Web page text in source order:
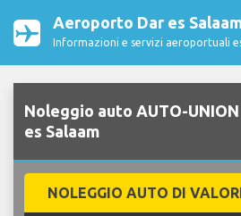
Aeroporto Dar es
Informazioni e servizi aeroportuali
Noleggio auto AUTO-
es Salaam
NOLEGGIO AUTO DI